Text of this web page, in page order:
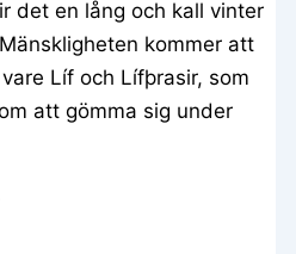
det en lång och kall vinter
kommer att
Líf och Lífþrasir, som
att gömma sig under